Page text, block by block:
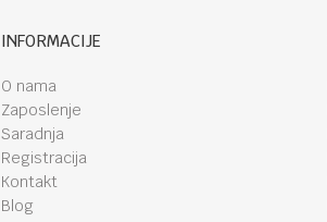
INFORMACIJE
O nama
Zaposlenje
Saradnja
Registracija
Kontakt
Blog